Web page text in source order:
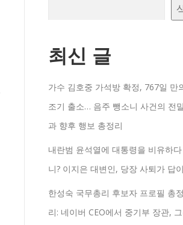
최신 글
가수 김호중 가석방 확정, 767일 만
조기 출소… 음주 뺑소니 사건의 전
과 향후 행보 총정리
내란범 윤석열에 대통령을 비유하다
니? 이지은 대변인, 당장 사퇴가 답
한성숙 국무총리 후보자 프로필 총정
리: 네이버 CEO에서 중기부 장관,